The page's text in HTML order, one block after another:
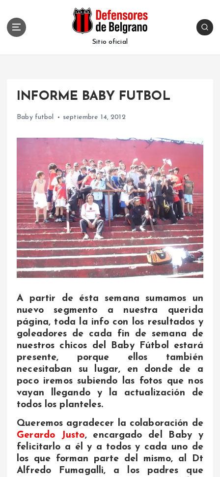
Sitio oficial
INFORME BABY FUTBOL
Baby futbol septiembre 14, 2012
A partir de ésta semana sumamos un
nuevo segmento a nuestra querida
página, toda la info con los resultados y
goleadores de cada fin de semana de
nuestros chicos del Baby Fútbol estará
presente, porque ellos también
necesitaban su lugar, en donde de a
poco iremos subiendo las fotos que nos
vayan llegando y la actualización de
todos los planteles.
Queremos agradecer la colaboración de
Gerardo Justo, encargado del Baby y
felicitarlo a él y a todos y cada uno de
los que forman parte del mismo, al Dt
Alfredo Fumagalli, a los padres que